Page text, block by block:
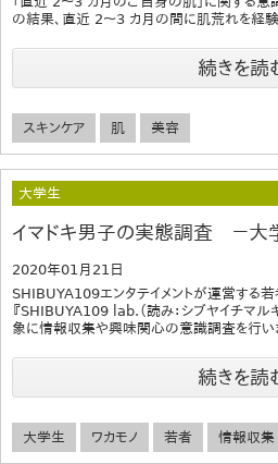
の結果、直近 2～3 カ月の間に肌荒れを経
続きを読
スキンケア 肌 美容
大学生
イマドキ男子の実態調査 －大
2020年01月21日
SHIBUYA109エンタテイメントが運営する
『SHIBUYA109 lab.（読み：シブヤイチマル
象に情報収集や興味関心の意識調査を行い
続きを読
大学生 ワカモノ 若者 情報収集